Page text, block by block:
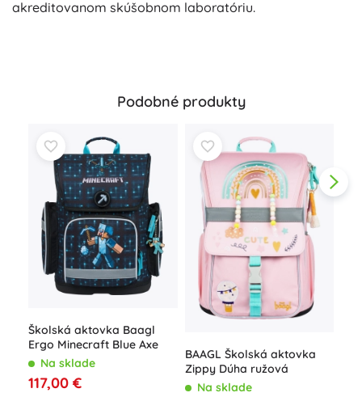
akreditovanom skúšobnom laboratóriu.
Podobné produkty
Školská aktovka Baagl
Ergo Minecraft Blue Axe
Na sklade
117,00 €
BAAGL Školská aktovka
Zippy Dúha ružová
Na sklade